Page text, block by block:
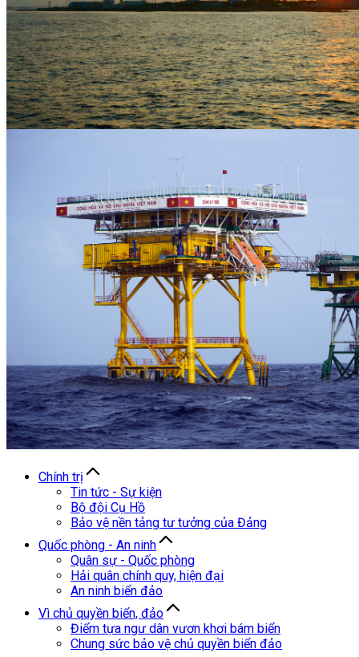
Chính trị
Tin tức - Sự kiện
Bộ đội Cụ Hồ
Bảo vệ nền tảng tư tưởng của Đảng
Quốc phòng - An ninh
Quân sự - Quốc phòng
Hải quân chính quy, hiện đại
An ninh biển đảo
Vì chủ quyền biển, đảo
Điểm tựa ngư dân vươn khơi bám biển
Chung sức bảo vệ chủ quyền biển đảo